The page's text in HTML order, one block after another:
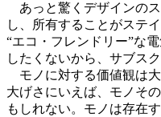
あっと驚くデザインの
し、所有することがステ
“エコ・フレンドリー”な
したくないから、サブス
モノに対する価値観は
大げさにいえば、モノそ
もしれない。モノは存在